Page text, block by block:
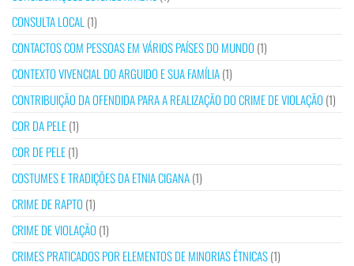
CONSULTA LOCAL (1)
CONTACTOS COM PESSOAS EM VÁRIOS PAÍSES DO MUNDO (1)
CONTEXTO VIVENCIAL DO ARGUIDO E SUA FAMÍLIA(1)
CONTRIBUIÇÃO DA OFENDIDA PARA A REALIZAÇÃO DO CRIME DE VIOLAÇÃO (1)
COR DA PELE(1)
COR DE PELE(1)
COSTUMES E TRADIÇÕES DA ETNIA CIGANA(1)
CRIME DE RAPTO (1)
CRIME DE VIOLAÇÃO (1)
CRIMES PRATICADOS POR ELEMENTOS DE MINORIAS ÉTNICAS(1)